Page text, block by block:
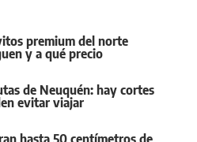
premium del norte
y a qué precio
de Neuquén: hay cortes
evitar viajar
hasta 50 centímetros de